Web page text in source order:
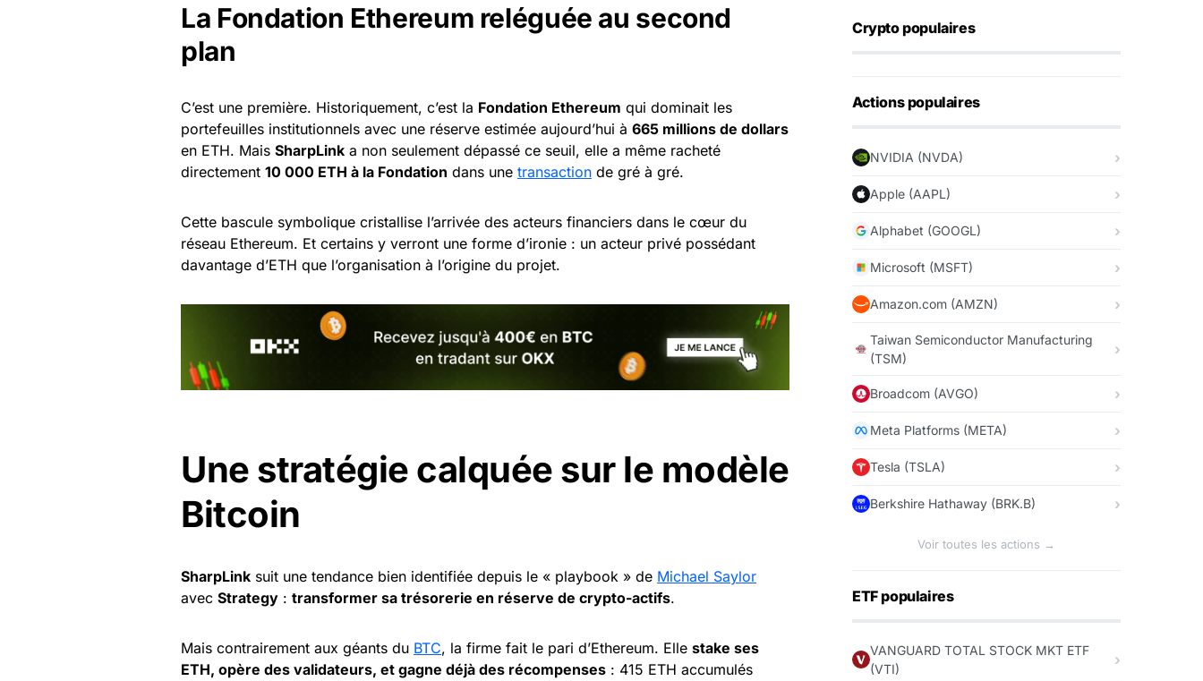
La Fondation Ethereum reléguée au second
plan
C’est une première. Historiquement, c’est la Fondation Ethereum qui dominait les
portefeuilles institutionnels avec une réserve estimée aujourd’hui à 665 millions de dollars
en ETH. Mais SharpLink a non seulement dépassé ce seuil, elle a même racheté
directement 10 000 ETH à la Fondation dans une transaction de gré à gré.
Cette bascule symbolique cristallise l’arrivée des acteurs financiers dans le cœur du
réseau Ethereum. Et certains y verront une forme d’ironie : un acteur privé possédant
davantage d’ETH que l’organisation à l’origine du projet.
Une stratégie calquée sur le modèle
Bitcoin
SharpLink suit une tendance bien identifiée depuis le « playbook » de Michael Saylor
avec Strategy : transformer sa trésorerie en réserve de crypto-actifs.
Mais contrairement aux géants du BTC, la firme fait le pari d’Ethereum. Elle stake ses
ETH, opère des validateurs, et gagne déjà des récompenses : 415 ETH accumulés
Crypto populaires
Actions populaires
NVIDIA (NVDA)
Apple (AAPL)
Alphabet (GOOGL)
Microsoft (MSFT)
Amazon.com (AMZN)
Taiwan Semiconductor Manufacturing
(TSM)
Broadcom (AVGO)
Meta Platforms (META)
Tesla (TSLA)
Berkshire Hathaway (BRK.B)
Voir toutes les actions →
ETF populaires
VANGUARD TOTAL STOCK MKT ETF
(VTI)